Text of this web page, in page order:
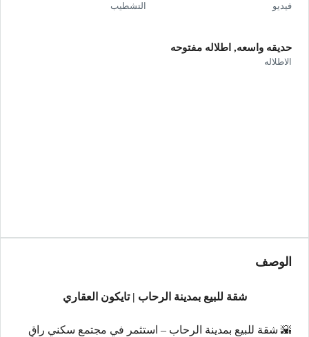
فيديو التشطيب
حديقه واسعه, اطلاله مفتوحه
الاطلاله
الوصف
شقة للبيع بمدينة الرحاب | تايكون العقاري
🌇 شقة للبيع بمدينة الرحاب – استثمر في مجتمع سكني راقٍ